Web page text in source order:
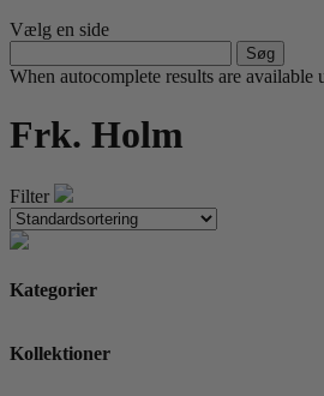
Vælg en side
efter:
When autocomplete results are
Frk. Holm
Filter
Kategorier
Kollektioner